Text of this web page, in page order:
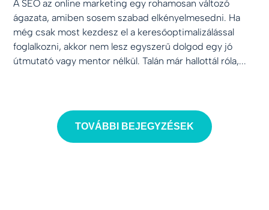
A SEO az online marketing egy rohamosan változó
ágazata, amiben sosem szabad elkényelmesedni. Ha
még csak most kezdesz el a keresőoptimalizálással
foglalkozni, akkor nem lesz egyszerű dolgod egy jó
útmutató vagy mentor nélkül. Talán már hallottál róla,...
TOVÁBBI BEJEGYZÉSEK